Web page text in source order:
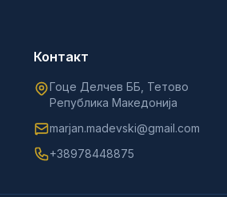
Контакт
Гоце Делчев ББ, Тетово
Република Македонија
marjan.madevski@gmail.com
+38978448875